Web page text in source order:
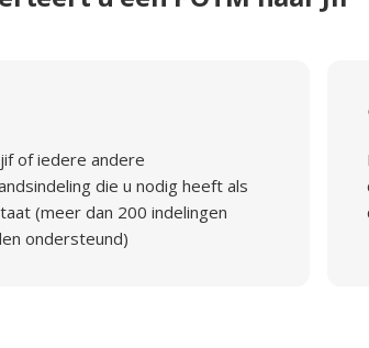
of iedere andere
die u nodig heeft als
(meer dan 200 indelingen
ondersteund)